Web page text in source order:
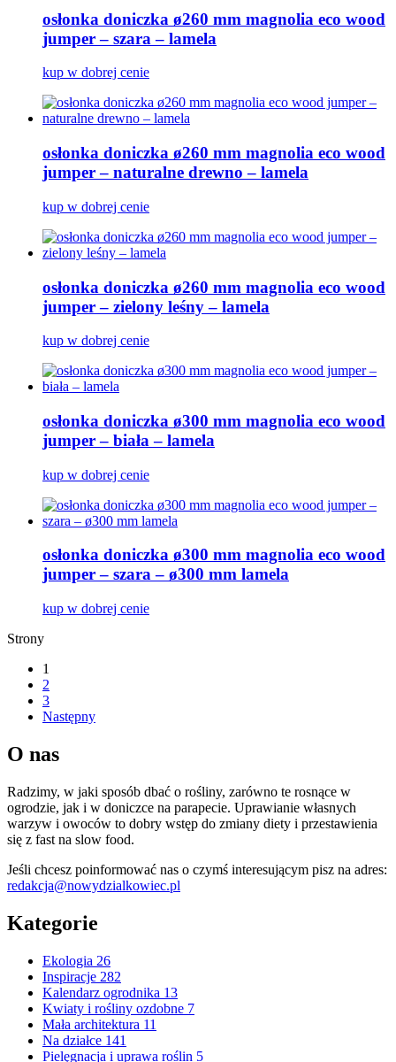
osłonka doniczka ø260 mm magnolia eco wood
jumper – szara – lamela
kup w dobrej cenie
osłonka doniczka ø260 mm magnolia eco wood
jumper – naturalne drewno – lamela
kup w dobrej cenie
osłonka doniczka ø260 mm magnolia eco wood
jumper – zielony leśny – lamela
kup w dobrej cenie
osłonka doniczka ø300 mm magnolia eco wood
jumper – biała – lamela
kup w dobrej cenie
osłonka doniczka ø300 mm magnolia eco wood
jumper – szara – ø300 mm lamela
kup w dobrej cenie
Strony
1
2
3
Następny
O nas
Radzimy, w jaki sposób dbać o rośliny, zarówno te rosnące w
ogrodzie, jak i w doniczce na parapecie. Uprawianie własnych
warzyw i owoców to dobry wstęp do zmiany diety i przestawienia
się z fast na slow food.
Jeśli chcesz poinformować nas o czymś interesującym pisz na adres:
redakcja@nowydzialkowiec.pl
Kategorie
Ekologia 26
Inspiracje 282
Kalendarz ogrodnika 13
Kwiaty i rośliny ozdobne 7
Mała architektura 11
Na działce 141
Pielęgnacja i uprawa roślin 5